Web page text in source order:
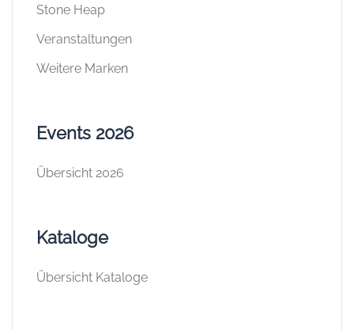
Stone Heap
Veranstaltungen
Weitere Marken
Events 2026
Übersicht 2026
Kataloge
Übersicht Kataloge